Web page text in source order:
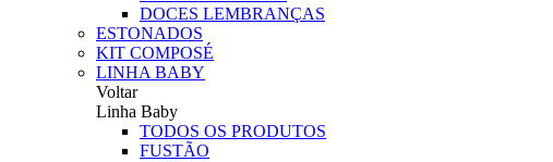
DOCES LEMBRANÇAS
ESTONADOS
KIT COMPOSÉ
LINHA BABY
Voltar
Linha Baby
TODOS OS PRODUTOS
FUSTÃO